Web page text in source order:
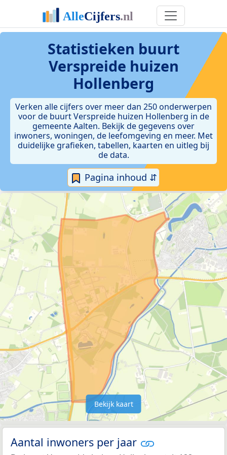
Statistieken buurt
Verspreide huizen
Hollenberg
Verken alle cijfers over meer dan 250 onderwerpen
voor de buurt Verspreide huizen Hollenberg in de
gemeente Aalten. Bekijk de gegevens over
inwoners, woningen, de leefomgeving en meer. Met
duidelijke grafieken, tabellen, kaarten en uitleg bij
de data.
Pagina inhoud ⇵
Bekijk kaart
Aantal inwoners per jaar